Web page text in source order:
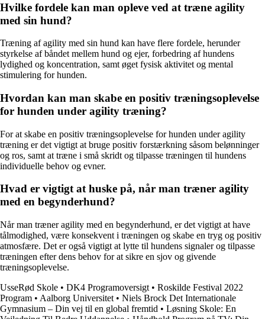
Hvilke fordele kan man opleve ved at træne agility
med sin hund?
Træning af agility med sin hund kan have flere fordele, herunder
styrkelse af båndet mellem hund og ejer, forbedring af hundens
lydighed og koncentration, samt øget fysisk aktivitet og mental
stimulering for hunden.
Hvordan kan man skabe en positiv træningsoplevelse
for hunden under agility træning?
For at skabe en positiv træningsoplevelse for hunden under agility
træning er det vigtigt at bruge positiv forstærkning såsom belønninger
og ros, samt at træne i små skridt og tilpasse træningen til hundens
individuelle behov og evner.
Hvad er vigtigt at huske på, når man træner agility
med en begynderhund?
Når man træner agility med en begynderhund, er det vigtigt at have
tålmodighed, være konsekvent i træningen og skabe en tryg og positiv
atmosfære. Det er også vigtigt at lytte til hundens signaler og tilpasse
træningen efter dens behov for at sikre en sjov og givende
træningsoplevelse.
UsseRød Skole • DK4 Programoversigt • Roskilde Festival 2022
Program • Aalborg Universitet • Niels Brock Det Internationale
Gymnasium – Din vej til en global fremtid • Løsning Skole: En